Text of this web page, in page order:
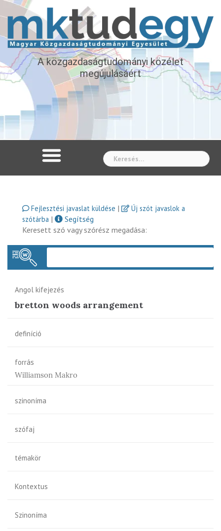
A közgazdaságtudományi közélet
megújulásáért
Fejlesztési javaslat küldése |
Új szót javaslok a
szótárba |
Segítség
Keresett szó vagy szórész megadása:
Angol kifejezés
bretton woods arrangement
definíció
forrás
Williamson Makro
szinoníma
szófaj
témakör
Kontextus
Szinoníma